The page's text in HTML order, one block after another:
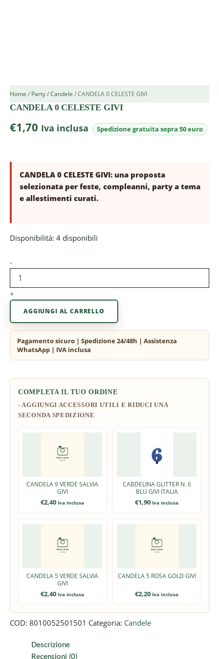
Home / Party/Candele / CANDELA 0 CELESTE GIVI
CANDELA 0 CELESTE GIVI
€1,70 Iva inclusa
CANDELA 0 CELESTE GIVI: una proposta
selezionata per feste, compleanni, party a tema
e allestimenti curati.
Disponibilità: 4 disponibili
-
+
AGGIUNGI AL CARRELLO
COMPLETA IL TUO ORDINE
CANDELA 9 VERDE SALVIA
GIVI
€2,40 Iva inclusa
CABDELINA GLITTER N. 6
BLU GIVI ITALIA
€1,90 Iva inclusa
CANDELA 5 VERDE SALVIA
GIVI
€2,40 Iva inclusa
CANDELA 5 ROSA GOLD GIVI
€2,20 Iva inclusa
COD: 8010052501501 Categoria: Candele
Descrizione
Recensioni (0)